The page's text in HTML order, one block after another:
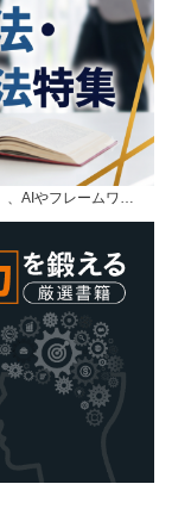
、AIやフレームワ…